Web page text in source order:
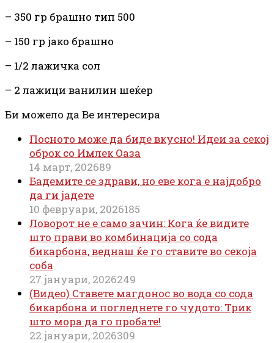
– 350 гр брашно тип 500
– 150 гр јако брашно
– 1/2 лажичка сол
– 2 лажици ванилин шеќер
Би можело да Ве интересира
Посното може да биде вкусно! Идеи за секој
оброк со Имлек Оаза
14 март, 202689
Бадемите се здрави, но еве кога е најдобро
да ги јадете
10 февруари, 2026185
Ловорот не е само зачин: Кога ќе видите
што прави во комбинација со сода
бикарбона, веднаш ќе го ставите во секоја
соба
27 јануари, 2026249
(Видео) Ставете магдонос во вода со сода
бикарбона и погледнете го чудото: Трик
што мора да го пробате!
22 јануари, 2026309